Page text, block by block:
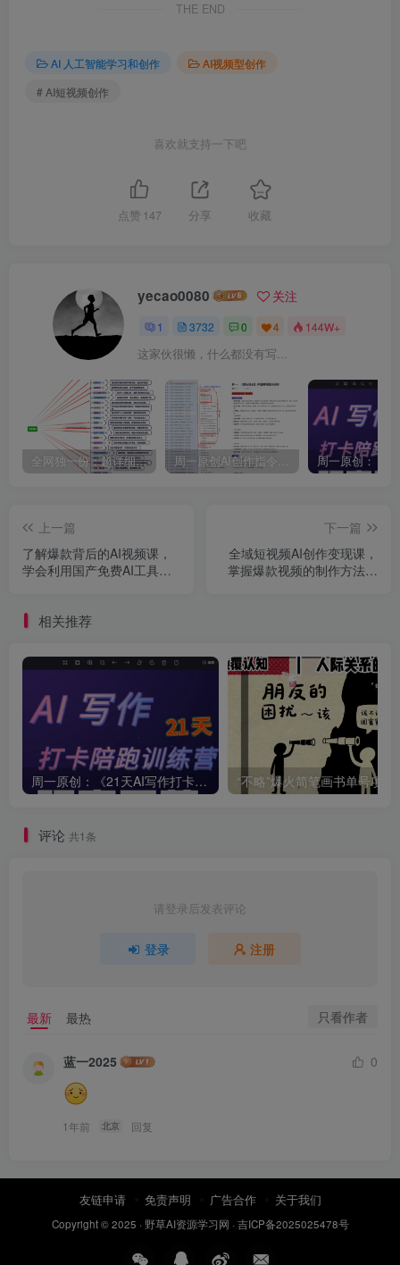
THE END
AI 人工智能学习和创作
AI视频型创作
# AI短视频创作
喜欢就支持一下吧
点赞 147 分享 收藏
yecao0080 关注
1 3732 0 4 144W+
这家伙很懒，什么都没有写...
全网独一份：超详细的40+个自媒体赛道领域解析手册，让你的内容创作不再局限！ 周一原创AI创作指令词：30+个领域赛道的创作提示词集合
上一篇
了解爆款背后的AI视频课，
学会利用国产免费AI工具进
下一篇
全域短视频AI创作变现课，
掌握爆款视频的制作方法、
相关推荐
周一原创：《21天AI写作打卡陪跑训练营》全部内容讲解！（网站会员免费学习…）
评论 共1条
请登录后发表评论
登录 注册
最新 最热 只看作者
蓝一2025 0
1年前 北京 回复
友链申请 免责声明 广告合作 关于我们
Copyright © 2025 · 野草AI资源学习网 · 吉ICP备2025025478号